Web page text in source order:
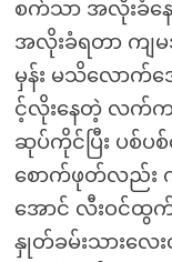
စက်သာ အလိုးခံနေ
အလိုးခံရတာ ကျ
မှန်း မသိလောက်
င့်လိုးနေတဲ့ လက်က
ဆုပ်ကိုင်ပြီး ပစ်ပ
စောက်ဖုတ်လည်း က
အောင် လီးဝင်ထွ
နှုတ်ခမ်းသားလေ